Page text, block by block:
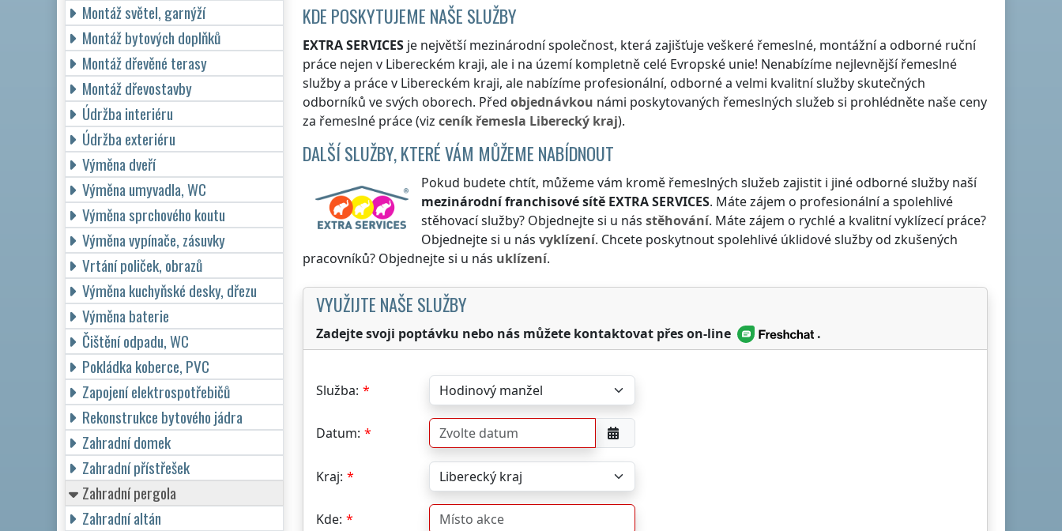
KDE POSKYTUJEME NAŠE SLUŽBY
EXTRA SERVICES je největší mezinárodní společnost, která zajišťuje veškeré řemeslné, montážní a odborné ruční
práce nejen v Libereckém kraji, ale i na území kompletně celé Evropské unie! Nenabízíme nejlevnější řemeslné
služby a prácev Libereckém kraji, ale nabízíme profesionální, odborné a velmi kvalitní služby skutečných
odborníků ve svých oborech. Před objednávkou námi poskytovaných řemeslných služeb si prohlédněte naše ceny
za řemeslné práce (viz ceník řemesla Liberecký kraj).
DALŠÍ SLUŽBY, KTERÉ VÁM MŮŽEME NABÍDNOUT
Pokud budete chtít, můžeme vám kromě řemeslných služeb zajistit i jiné odborné služby naší
mezinárodní franchisové sítě EXTRA SERVICES. Máte zájem o profesionální a spolehlivé
stěhovací služby? Objednejte si u nás stěhování. Máte zájem o rychlé a kvalitní vyklízecí práce?
Objednejte si u nás vyklízení. Chcete poskytnout spolehlivé úklidové služby od zkušených
pracovníků? Objednejte si u nás uklízení.
VYUŽIJTE NAŠE SLUŽBY
Zadejte svoji poptávku nebo nás můžete kontaktovat přes on-line .
Služba:
Datum:
Kraj:
Kde:
Montáž světel, garnýží
Montáž bytových doplňků
Montáž dřevěné terasy
Montáž dřevostavby
Údržba interiéru
Údržba exteriéru
Výměna dveří
Výměna umyvadla, WC
Výměna sprchového koutu
Výměna vypínače, zásuvky
Vrtání poliček, obrazů
Výměna kuchyňské desky, dřezu
Výměna baterie
Čištění odpadu, WC
Pokládka koberce, PVC
Zapojení elektrospotřebičů
Rekonstrukce bytového jádra
Zahradní domek
Zahradní přístřešek
Zahradní pergola
Zahradní altán